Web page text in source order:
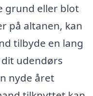
grund eller blot
på altanen, kan
tilbyde en lang
udendørs
nyde året